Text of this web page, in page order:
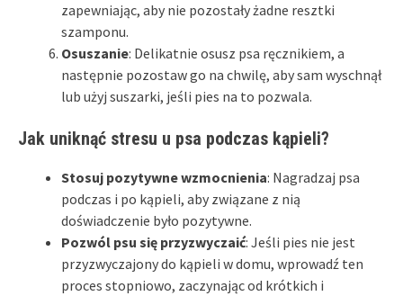
zapewniając, aby nie pozostały żadne resztki
szamponu.
Osuszanie: Delikatnie osusz psa ręcznikiem, a
następnie pozostaw go na chwilę, aby sam wyschnął
lub użyj suszarki, jeśli pies na to pozwala.
Jak uniknąć stresu u psa podczas kąpieli?
Stosuj pozytywne wzmocnienia: Nagradzaj psa
podczas i po kąpieli, aby związane z nią
doświadczenie było pozytywne.
Pozwól psu się przyzwyczaić: Jeśli pies nie jest
przyzwyczajony do kąpieli w domu, wprowadź ten
proces stopniowo, zaczynając od krótkich i